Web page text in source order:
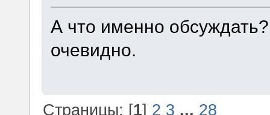
А что именно
очевидно.
Страницы: [1] 2 3 ... 28